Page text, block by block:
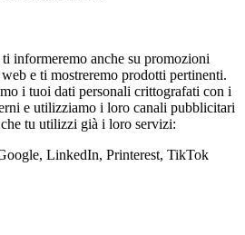
informeremo anche su promozioni
e ti mostreremo prodotti pertinenti.
i tuoi dati personali crittografati con i
e utilizziamo i loro canali pubblicitari
tu utilizzi già i loro servizi:
LinkedIn, Printerest, TikTok